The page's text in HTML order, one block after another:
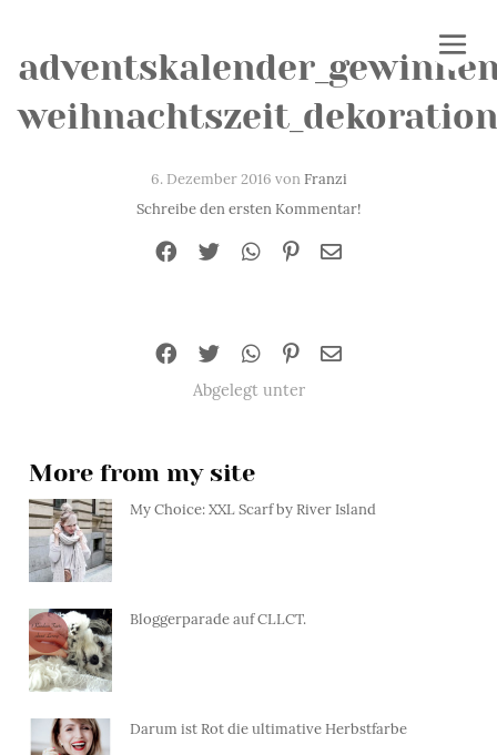
6. Dezember 2016 vonFranzi
Schreibe den ersten Kommentar!
Abgelegt unter
More from my site
My Choice: XXL Scarf by River Island
Bloggerparade auf CLLCT.
Darum ist Rot die ultimative Herbstfarbe